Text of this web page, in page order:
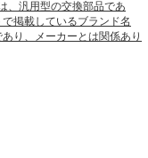
、汎用型の交換部品であ
掲載しているブランド名
り、メーカーとは関係あり